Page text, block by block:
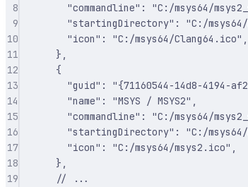
8
"commandline" : "C:/msys64/
9
"startingDirectory" : "C:/msys64/
10
"icon" : "C:/msys64/Clang64.ico" ,
11
},
12
{
13
"guid" : "{71160544-14d8-4194-
14
"name" : "MSYS / MSYS2" ,
15
"commandline" : "C:/msys64/
16
"startingDirectory" : "C:/msys64/
17
"icon" : "C:/msys64/msys2.ico" ,
18
},
19
// ...